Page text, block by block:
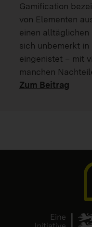
Gamification
von Elementen
einen alltäglichen
sich unbemerkt
eingenistet – mit
manchen
Zum Beitrag